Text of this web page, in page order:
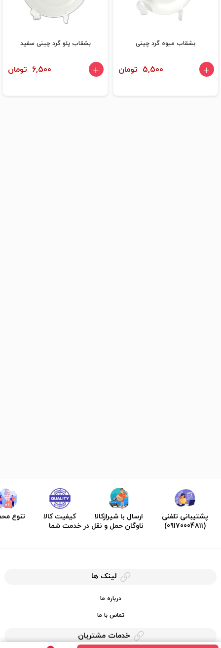
بشقاب میوه گرد چینی
5,500 تومان
بشقاب پلو گرد چینی سفید
6,500 تومان
پشتیبانی تلفنی
(09170004811)
ارسال با شیرازکالا
ناوگان حمل و نقل در خدمت شما
کیفیت کالا تنوع
لینک ها
درباره ما
تماس با ما
خدمات مشتریان